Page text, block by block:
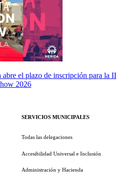
el plazo de inscripción para la II
2026
SERVICIOS MUNICIPALES
Todas las delegaciones
Accesibilidad Universal e Inclusión
Administración y Hacienda